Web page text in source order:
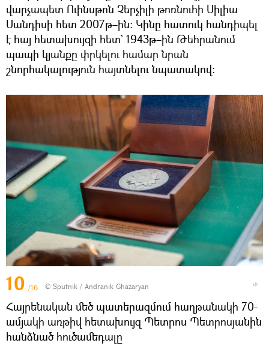
վարչապետ Ուինսթոն Չերչիլի թոռնուհի Սիլիա
Սանդիսի հետ 2007թ–ին։ Կինը հատուկ հանդիպել
է հայ հետախույզի հետ` 1943թ–ին Թեհրանում
պապի կյանքը փրկելու համար նրան
շնորհակալություն հայտնելու նպատակով։
10 /16 © Sputnik / Andranik Ghazaryan
Հայրենական մեծ պատերազմում հաղթանակի 70-
ամյակի առթիվ հետախույզ Պետրոս Պետրոսյանին
հանձնած հուծամեդալը